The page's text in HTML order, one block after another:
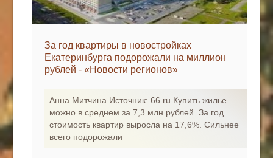
За год квартиры в новостройках
Екатеринбурга подорожали на миллион
рублей - «Новости регионов»
Анна Митчина Источник: 66.ru Купить жилье
можно в среднем за 7,3 млн рублей. За год
стоимость квартир выросла на 17,6%. Сильнее
всего подорожали